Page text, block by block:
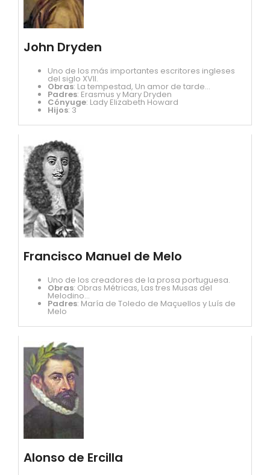
John Dryden
Uno de los más importantes escritores ingleses
del siglo XVII.
Obras: La tempestad, Un amor de tarde...
Padres: Erasmus y Mary Dryden
Cónyuge: Lady Elizabeth Howard
Hijos: 3
Francisco Manuel de Melo
Uno de los creadores de la prosa portuguesa.
Obras: Obras Métricas, Las tres Musas del
Melodino...
Padres: María de Toledo de Maçuellos y Luís de
Melo
Alonso de Ercilla